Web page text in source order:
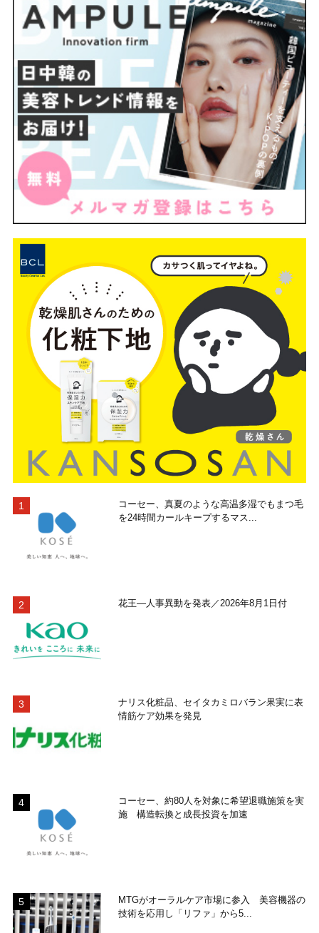
コーセー、真夏のような高温多湿でもまつ毛
を24時間カールキープするマス...
花王―人事異動を発表／2026年8月1日付
ナリス化粧品、セイタカミロバラン果実に表
情筋ケア効果を発見
コーセー、約80人を対象に希望退職施策を実
施 構造転換と成長投資を加速
MTGがオーラルケア市場に参入 美容機器の
技術を応用し「リファ」から5...